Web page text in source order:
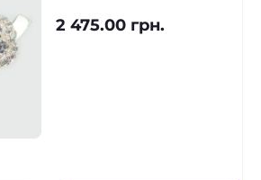
2 475.00 грн.